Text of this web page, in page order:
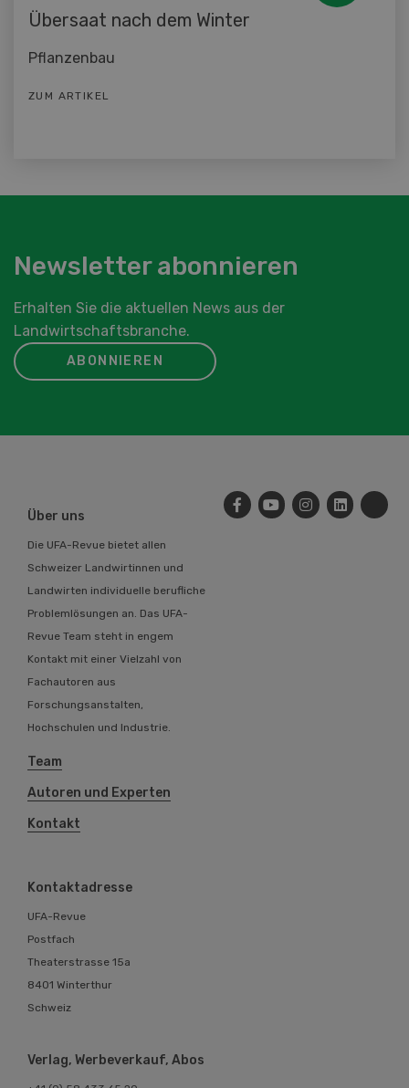
Übersaat nach dem Winter
Pflanzenbau
ZUM ARTIKEL
Newsletter abonnieren
Erhalten Sie die aktuellen News aus der
Landwirtschaftsbranche.
ABONNIEREN
Über uns
Die UFA-Revue bietet allen
Schweizer Landwirtinnen und
Landwirten individuelle berufliche
Problemlösungen an. Das UFA-
Revue Team steht in engem
Kontakt mit einer Vielzahl von
Fachautoren aus
Forschungsanstalten,
Hochschulen und Industrie.
Team
Autoren und Experten
Kontakt
Kontaktadresse
UFA-Revue
Postfach
Theaterstrasse 15a
8401 Winterthur
Schweiz
Verlag, Werbeverkauf, Abos